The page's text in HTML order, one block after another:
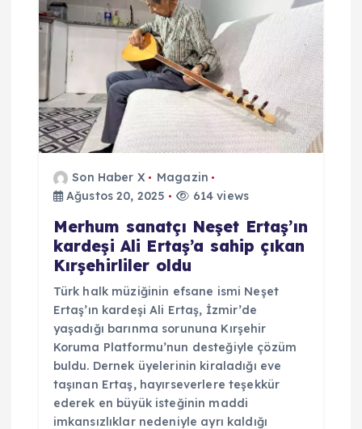
Son Haber X
Magazin
Ağustos 20, 2025
614 views
Merhum sanatçı Neşet Ertaş’ın
kardeşi Ali Ertaş’a sahip çıkan
Kırşehirliler oldu
Türk halk müziğinin efsane ismi Neşet
Ertaş’ın kardeşi Ali Ertaş, İzmir’de
yaşadığı barınma sorununa Kırşehir
Koruma Platformu’nun desteğiyle çözüm
buldu. Dernek üyelerinin kiraladığı eve
taşınan Ertaş, hayırseverlere teşekkür
ederek en büyük isteğinin maddi
imkansızlıklar nedeniyle ayrı kaldığı